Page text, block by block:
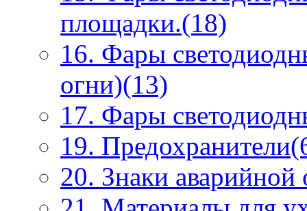
площадки.(18)
16. Фары
огни)(13)
17. Фары
19.
20. Знаки